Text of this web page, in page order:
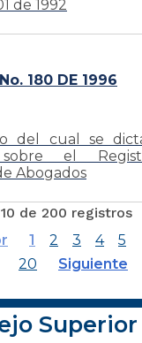
de 1992
180 DE 1996
del cual se
el
Abogados
de 200 registros
1 2 3 4 5
20 Siguiente